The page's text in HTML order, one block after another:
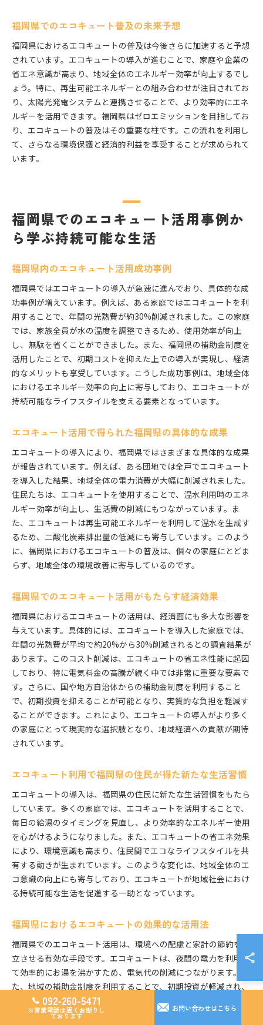
福岡県でのエコキュート普及の未来予想
福岡県におけるエコキュートの普及は今後さらに加速すると予想
されています。エコキュートの導入が進むことで、家庭や企業の
省エネ意識が高まり、地域全体のエネルギー効率が向上するでし
ょう。特に、再生可能エネルギーとの組み合わせが注目されてお
り、太陽光発電システムと連携させることで、より効率的にエネ
ルギーを活用できます。福岡県はゼロエミッションを目指してお
り、エコキュートの普及はその重要な柱です。この流れを利用し
て、さらなる環境保護と経済的利益を享受することが求められて
います。
福岡県でのエコキュート活用事例か
ら学ぶ持続可能な生活
福岡県内のエコキュート活用成功事例
福岡県ではエコキュートの導入が急速に進んでおり、具体的な成
功事例が増えています。例えば、ある家庭ではエコキュートを利
用することで、年間の光熱費が約30%削減されました。この家庭
では、家族全員が水の温度を調整できるため、使用効率が向上
し、無駄を省くことができました。また、福岡県の補助金制度を
活用したことで、初期コストを抑えた上での導入が実現し、経済
的なメリットも享受しています。こうした成功事例は、地域全体
におけるエネルギー効率の向上に寄与しており、エコキュートが
持続可能なライフスタイルを支える要素となっています。
エコキュート活用で得られた福岡県の具体的な成果
エコキュートの導入により、福岡県ではさまざまな具体的な成果
が報告されています。例えば、ある団地では全戸でエコキュート
を導入した結果、地域全体の電力消費が大幅に削減されました。
住民たちは、エコキュートを使用することで、温水利用時のエネ
ルギー効率が向上し、生活費の削減にもつながっています。ま
た、エコキュートは再生可能エネルギーを利用して温水を生成す
るため、二酸化炭素排出量の低減にも寄与しています。このよう
に、福岡県におけるエコキュートの普及は、個々の家庭にとどま
らず、地域全体の環境改善に寄与しているのです。
福岡県でのエコキュート活用がもたらす経済効果
福岡県におけるエコキュートの活用は、経済面にも多大な影響を
与えています。具体的には、エコキュートを導入した家庭では、
年間の光熱費が平均で約20%から30%削減されるとの調査結果が
あります。このコスト削減は、エコキュートの省エネ性能に起因
しており、特に電気料金の高騰が続く中では非常に重要な要素で
す。さらに、国や地方自治体からの補助金制度を利用すること
で、初期投資を抑えることが可能となり、実質的な負担を軽減す
ることができます。これにより、エコキュートの導入がより多く
の家庭にとって現実的な選択肢となり、地域経済への貢献が期待
されています。
エコキュート利用で福岡県の住民が得た新たな生活習慣
エコキュートの導入は、福岡県の住民に新たな生活習慣をもたら
しています。多くの家庭では、エコキュートを活用することで、
毎日の給湯のタイミングを見直し、より効率的なエネルギー使用
を心がけるようになりました。また、エコキュートの省エネ効果
により、環境意識も高まり、住民間でエコなライフスタイルを共
有する動きが生まれています。このような変化は、地域全体のエ
コ意識の向上にも寄与しており、エコキュートが地域社会におけ
る持続可能な生活を促進する一助となっています。
福岡県におけるエコキュートの効果的な活用法
福岡県でのエコキュート活用は、環境への配慮と家計の節約を両
立させる有効な手段です。エコキュートは、夜間の電力を利用し
て効率的にお湯を沸かすため、電気代の削減につながります。ま
た、地域の補助金制度を利用することで、初期投資が軽減され、
導入が進んでいます。実際に、エコキュートを導入した家庭から
は、光熱費が30%削減されたとの報告もあり、家計に大きな影響
092-260-5471
※営業電話は固くお断りし
ております
お問い合わせはこちら